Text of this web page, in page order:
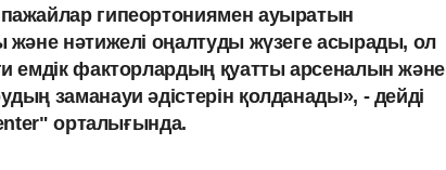
гипеортониямен ауыратын
және нәтижелі оңалтуды жүзеге асырады, ол
емдік факторлардың қуатты арсеналын және
заманауи әдістерін қолданады», - дейді
орталығында.